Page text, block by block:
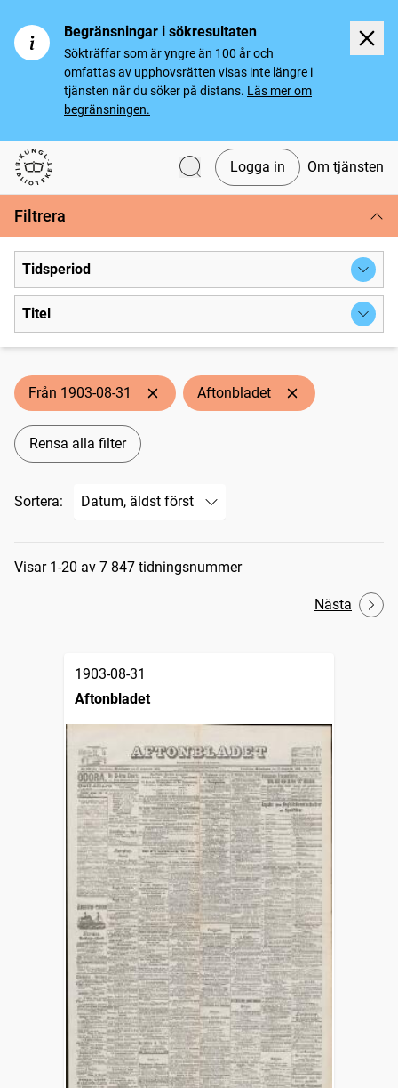
Begränsningar i sökresultaten
Sökträffar som är yngre än 100 år och
omfattas av upphovsrätten visas inte längre i
tjänsten när du söker på distans. Läs mer om
begränsningen.
Svenska tidningar
Logga in Om tjänsten
Filtrera
Tidsperiod
Titel
Från 1903-08-31 Aftonbladet
Rensa alla filter
Sortera:
Sökresultat
Visar 1-20 av 7 847 tidningsnummer
Nästa
1903-08-31
Aftonbladet